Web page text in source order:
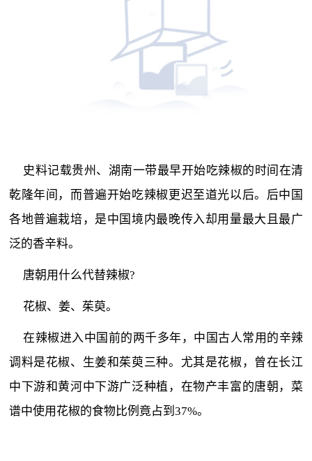
史料记载贵州、湖南一带最早开始吃辣椒的时间在清
乾隆年间，而普遍开始吃辣椒更迟至道光以后。后中国
各地普遍栽培，是中国境内最晚传入却用量最大且最广
泛的香辛料。
唐朝用什么代替辣椒?
花椒、姜、茱萸。
在辣椒进入中国前的两千多年，中国古人常用的辛辣
调料是花椒、生姜和茱萸三种。尤其是花椒，曾在长江
中下游和黄河中下游广泛种植，在物产丰富的唐朝，菜
谱中使用花椒的食物比例竟占到37%。